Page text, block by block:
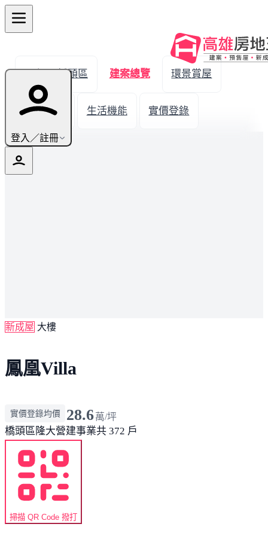
登入／註冊
← 返回橋頭區 建案總覽 環景賞屋
建案圖輯 生活機能 實價登錄
新成屋 大樓
鳳凰Villa
實價登錄均價 28.6萬/坪
橋頭區 隆大營建事業共 372 戶
掃描 QR Code 撥打